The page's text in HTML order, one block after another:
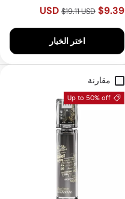
$9.39 USD
$19.11 USD
اختر الخيار
مقارنة
Up to 50% off